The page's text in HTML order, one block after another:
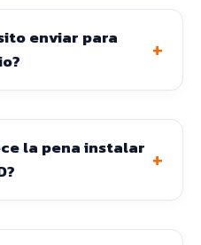
enviar para
+
la pena instalar +